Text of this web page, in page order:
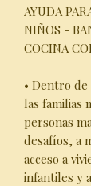
AYUDA
NIÑOS -
COCINA
• Dentro
las familias
personas
desafíos, a
acceso a
infantiles y